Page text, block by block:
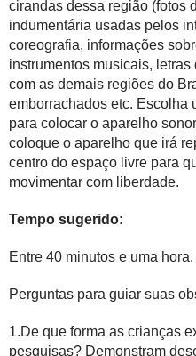
cirandas dessa região (fotos
indumentária usadas pelos
coreografia, informações
instrumentos musicais,
com as demais regiões do
emborrachados etc. Escolha
para colocar o aparelho
coloque o aparelho que irá
centro do espaço livre para
movimentar com liberdade.
Tempo sugerido:
Entre 40 minutos e uma hora.
Perguntas para guiar suas
1.De que forma as crianças
pesquisas? Demonstram